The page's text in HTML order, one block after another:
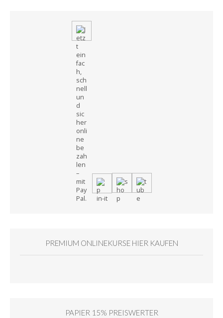
PREMIUM ONLINEKURSE HIER KAUFEN
PAPIER 15% PREISWERTER